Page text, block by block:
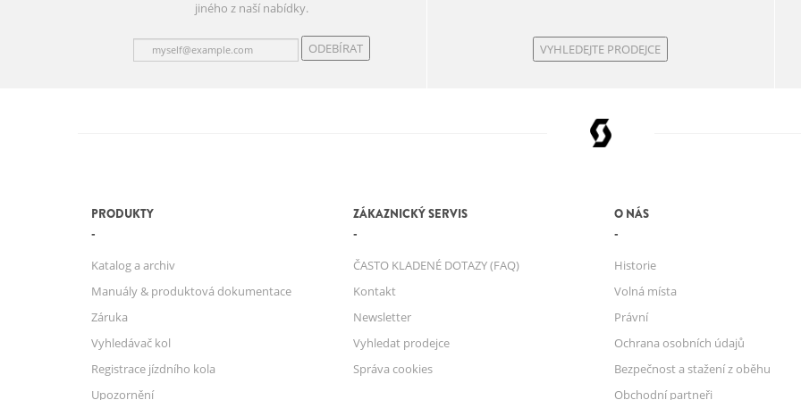
jiného z naší nabídky.
ODEBÍRAT VYHLEDEJTE PRODEJCE
PRODUKTY
Katalog a archiv
Manuály & produktová dokumentace
Záruka
Vyhledávač kol
Registrace jízdního kola
Upozornění
ZÁKAZNICKÝ SERVIS
ČASTO KLADENÉ DOTAZY (FAQ)
Kontakt
Newsletter
Vyhledat prodejce
Správa cookies
O NÁS
Historie
Volná místa
Právní
Ochrana osobních údajů
Bezpečnost a stažení z oběhu
Obchodní partneři